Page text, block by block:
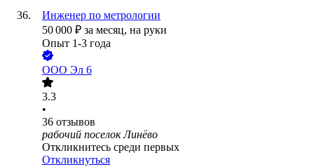
Инженер по метрологии
50 000 ₽ за месяц, на руки
Опыт 1-3 года
ООО Эл 6
3.3
•
36 отзывов
рабочий поселок Линёво
Откликнитесь среди первых
Откликнуться